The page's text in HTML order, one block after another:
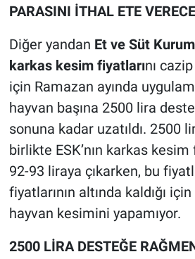
PARASINI İTHAL ETE
Diğer yandan Et ve Süt
karkas kesim fiyatlarını
için Ramazan ayında
hayvan başına 2500 lira
sonuna kadar uzatıldı. 2500
birlikte ESK’nın karkas
92-93 liraya çıkarken, bu
fiyatlarının altında kaldığı
hayvan kesimini yapamıyor.
2500 LİRA DESTEĞE